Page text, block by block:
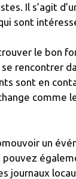
Il s’agit
sont
le bon
rencontrer
sont en
comme
un
pouvez
journaux